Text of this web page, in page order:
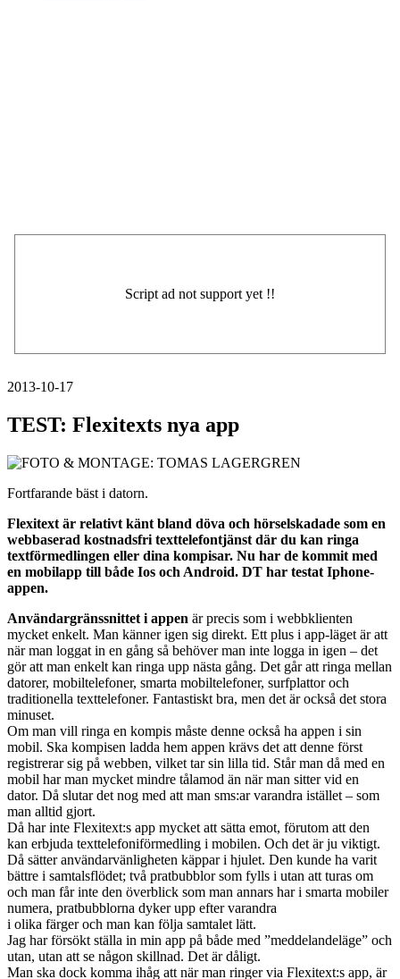
2013-10-17
TEST: Flexitexts nya app
Fortfarande bäst i datorn.
Flexitext är relativt känt bland döva och hörselskadade som en
webbaserad kostnadsfri texttelefontjänst där du kan ringa
textförmedlingen eller dina kompisar. Nu har de kommit med
en mobilapp till både Ios och Android. DT har testat Iphone-
appen.
Användargränssnittet i appen är precis som i webbklienten
mycket enkelt. Man känner igen sig direkt. Ett plus i app-läget är att
när man loggat in en gång så behöver man inte logga in igen – det
gör att man enkelt kan ringa upp nästa gång. Det går att ringa mellan
datorer, mobiltelefoner, smarta mobiltelefoner, surfplattor och
traditionella texttelefoner. Fantastiskt bra, men det är också det stora
minuset.
Om man vill ringa en kompis måste denne också ha appen i sin
mobil. Ska kompisen ladda hem appen krävs det att denne först
registrerar sig på webben, vilket tar sin lilla tid. Står man då med en
mobil har man mycket mindre tålamod än när man sitter vid en
dator. Då slutar det nog med att man sms:ar varandra istället – som
man alltid gjort.
Då har inte Flexitext:s app mycket att sätta emot, förutom att den
kan erbjuda texttelefoniförmedling i mobilen. Och det är ju viktigt.
Då sätter användarvänligheten käppar i hjulet. Den kunde ha varit
bättre i samtalsflödet; två pratbubblor som fylls i utan att turas om
och man får inte den överblick som man annars har i smarta mobiler
numera, pratbubblorna dyker upp efter varandra
i olika färger och man kan följa samtalet lätt.
Jag har försökt ställa in min app på både med ”meddelandeläge” och
utan, utan att se någon skillnad. Det är dåligt.
Man ska dock komma ihåg att när man ringer via Flexitext:s app, är